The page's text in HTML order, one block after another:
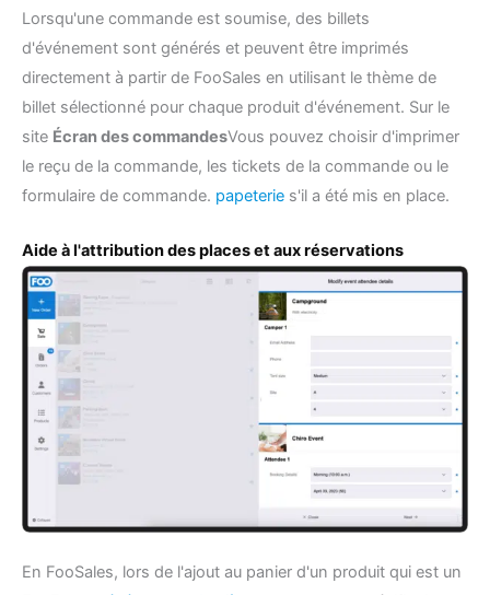
Lorsqu'une commande est soumise, des billets
d'événement sont générés et peuvent être imprimés
directement à partir de FooSales en utilisant le thème de
billet sélectionné pour chaque produit d'événement. Sur le
site Écran des commandesVous pouvez choisir d'imprimer
le reçu de la commande, les tickets de la commande ou le
formulaire de commande. papeterie s'il a été mis en place.
Aide à l'attribution des places et aux réservations
En FooSales, lors de l'ajout au panier d'un produit qui est un